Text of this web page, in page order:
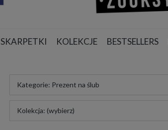
SKARPETKI KOLEKCJE BESTSELLERS
Kategorie: Prezent na ślub
Kolekcja: (wybierz)